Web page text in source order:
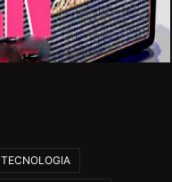
TECNOLOGIA